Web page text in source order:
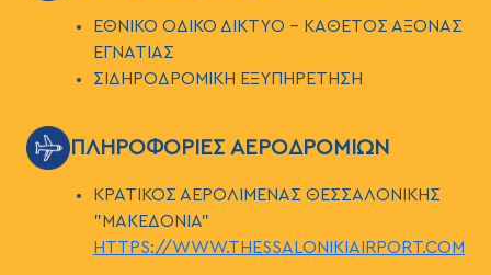
ΕΘΝΙΚΟ ΟΔΙΚΟ ΔΙΚΤΥΟ – ΚΑΘΕΤΟΣ ΑΞΟΝΑΣ
ΕΓΝΑΤΙΑΣ
ΣΙΔΗΡΟΔΡΟΜΙΚΗ ΕΞΥΠΗΡΕΤΗΣΗ
ΕΙΚΟΝΑΠΛΗΡΟΦΟΡΙΕΣ ΑΕΡΟΔΡΟΜΙΩΝ
ΚΡΑΤΙΚΟΣ ΑΕΡΟΛΙΜΕΝΑΣ ΘΕΣΣΑΛΟΝΙΚΗΣ
"ΜΑΚΕΔΟΝΙΑ"
HTTPS://WWW.THESSALONIKIAIRPORT.COM